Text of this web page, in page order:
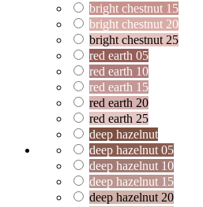
bright chestnut 15
bright chestnut 20
bright chestnut 25
red earth 05
red earth 10
red earth 15
red earth 20
red earth 25
deep hazelnut
deep hazelnut 05
deep hazelnut 10
deep hazelnut 15
deep hazelnut 20